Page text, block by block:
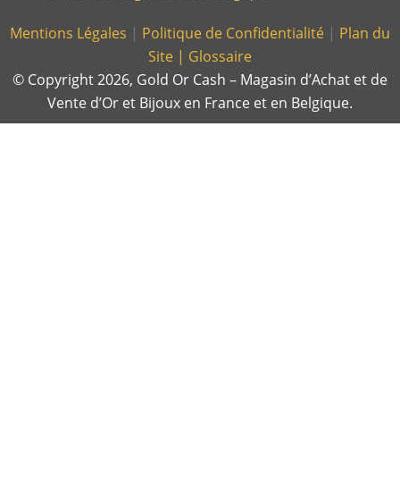
Mentions Légales | Politique de Confidentialité | Plan du
Site | Glossaire
© Copyright 2026, Gold Or Cash – Magasin d’Achat et de
Vente d’Or et Bijoux en France et en Belgique.